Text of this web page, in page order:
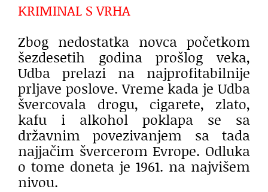
KRIMINAL S VRHA
Zbog nedostatka novca početkom
šezdesetih godina prošlog veka,
Udba prelazi na najprofitabilnije
prljave poslove. Vreme kada je Udba
švercovala drogu, cigarete, zlato,
kafu i alkohol poklapa se sa
državnim povezivanjem sa tada
najjačim švercerom Evrope. Odluka
o tome doneta je 1961. na najvišem
nivou.